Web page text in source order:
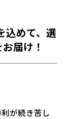
込めて、選
届け！
が続き苦し